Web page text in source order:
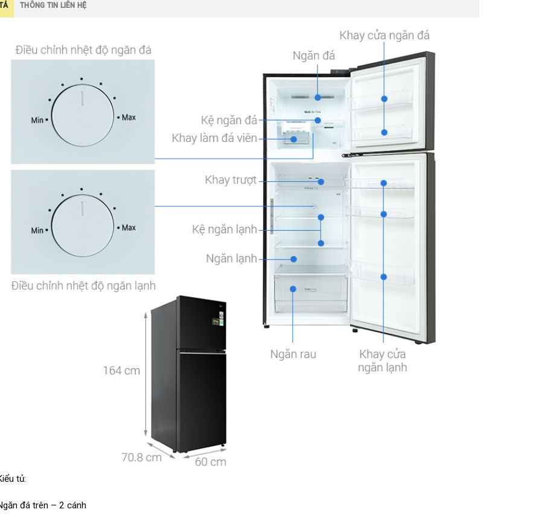
THÔNG TIN LIÊN HỆ
tủ:
đá trên– 2 cánh